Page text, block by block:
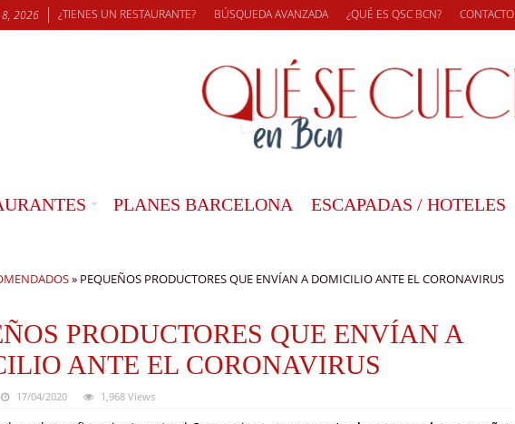
8, 2026 ¿TIENES UN RESTAURANTE? BÚSQUEDA AVANZADA ¿QUÉ ES QSC BCN? CONTACTO
PLANES BARCELONA ESCAPADAS / HOTELES
» PEQUEÑOS PRODUCTORES QUE ENVÍAN A DOMICILIO ANTE EL CORONAVIRUS
PRODUCTORES QUE ENVÍAN A
ANTE EL CORONAVIRUS
17/04/2020 1,968 Views